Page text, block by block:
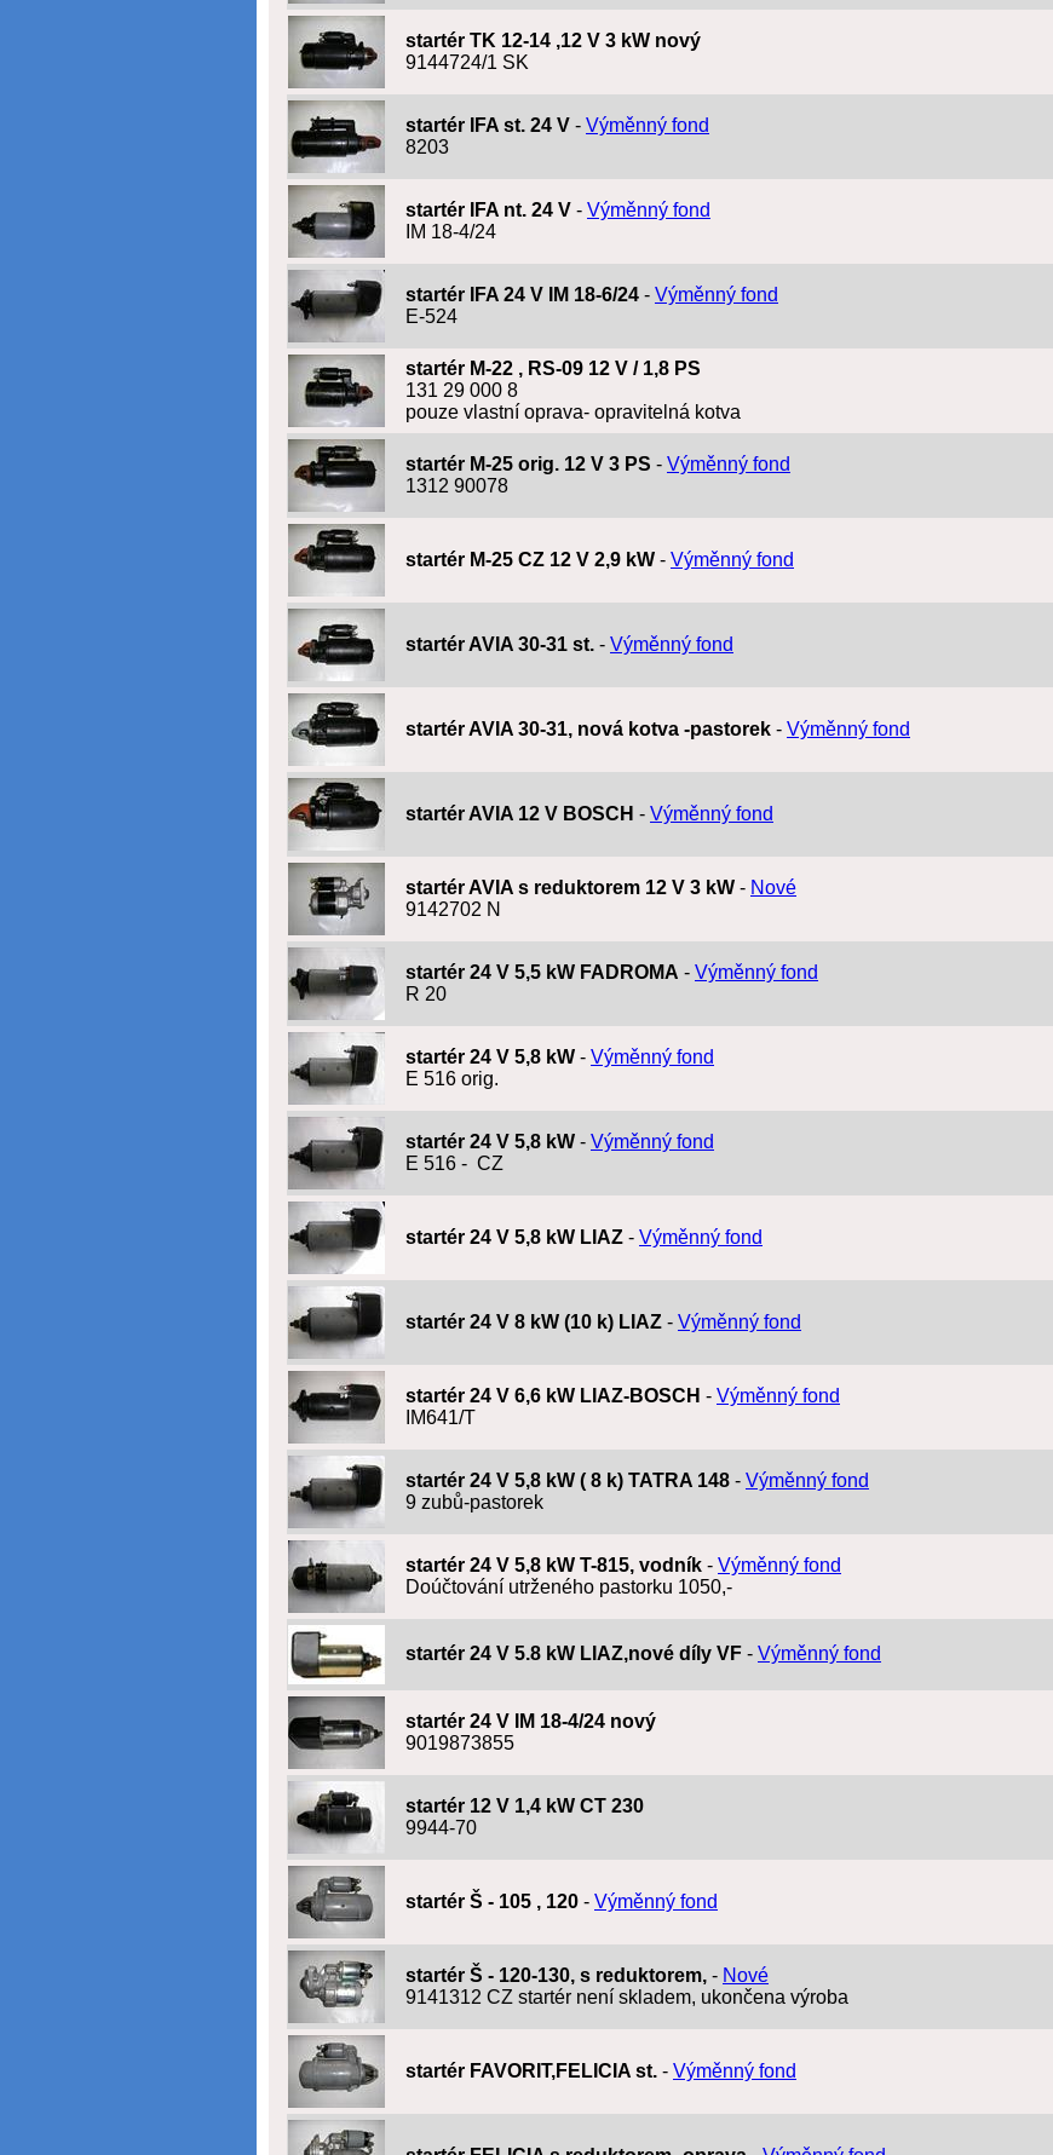
startér TK 12-14 ,12 V 3 kW nový
9144724/1 SK
startér IFA st. 24 V - Výměnný fond
8203
startér IFA nt. 24 V - Výměnný fond
IM 18-4/24
startér IFA 24 V IM 18-6/24 - Výměnný fond
E-524
startér M-22 , RS-09 12 V / 1,8 PS
131 29 000 8
pouze vlastní oprava- opravitelná kotva
startér M-25 orig. 12 V 3 PS - Výměnný fond
1312 90078
startér M-25 CZ 12 V 2,9 kW - Výměnný fond
startér AVIA 30-31 st. - Výměnný fond
startér AVIA 30-31, nová kotva -pastorek - Výměnný fond
startér AVIA 12 V BOSCH - Výměnný fond
startér AVIA s reduktorem 12 V 3 kW - Nové
9142702 N
startér 24 V 5,5 kW FADROMA - Výměnný fond
R 20
startér 24 V 5,8 kW - Výměnný fond
E 516 orig.
startér 24 V 5,8 kW - Výměnný fond
E 516 - CZ
startér 24 V 5,8 kW LIAZ - Výměnný fond
startér 24 V 8 kW (10 k) LIAZ - Výměnný fond
startér 24 V 6,6 kW LIAZ-BOSCH - Výměnný fond
IM641/T
startér 24 V 5,8 kW ( 8 k) TATRA 148 - Výměnný fond
9 zubů-pastorek
startér 24 V 5,8 kW T-815, vodník - Výměnný fond
Doúčtování utrženého pastorku 1050,-
startér 24 V 5.8 kW LIAZ,nové díly VF - Výměnný fond
startér 24 V IM 18-4/24 nový
9019873855
startér 12 V 1,4 kW CT 230
9944-70
startér Š - 105 , 120 - Výměnný fond
startér Š - 120-130, s reduktorem, - Nové
9141312 CZ startér není skladem, ukončena výroba
startér FAVORIT,FELICIA st. - Výměnný fond